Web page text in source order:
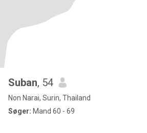
Suban, 54
Non Narai, Surin, Thailand
Søger: Mand 60 - 69